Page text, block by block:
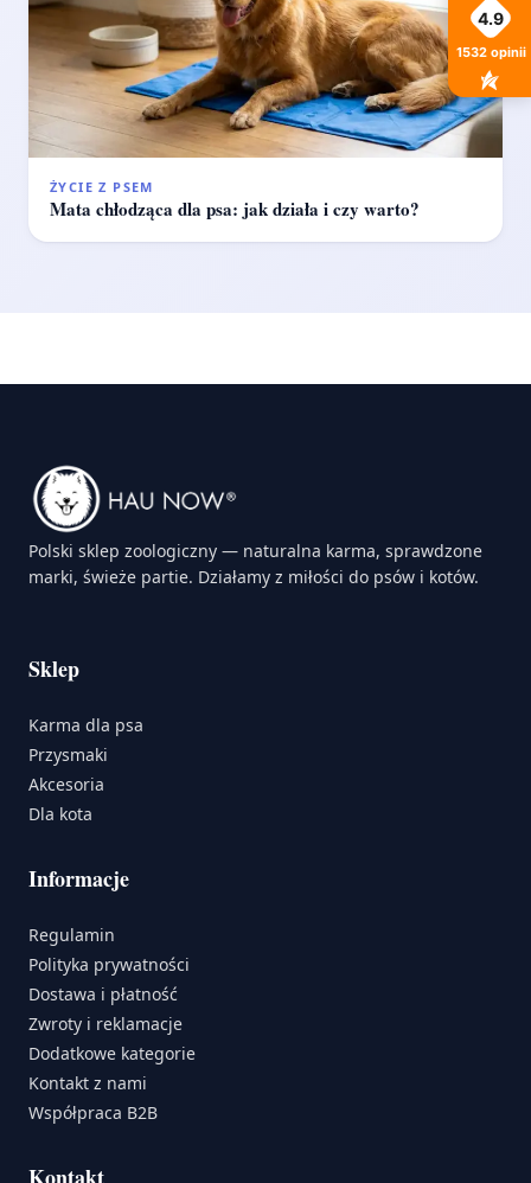
ŻYCIE Z PSEM
Mata chłodząca dla psa: jak działa i czy warto?
Polski sklep zoologiczny — naturalna karma, sprawdzone
marki, świeże partie. Działamy z miłości do psów i kotów.
Sklep
Karma dla psa
Przysmaki
Akcesoria
Dla kota
Informacje
Regulamin
Polityka prywatności
Dostawa i płatność
Zwroty i reklamacje
Dodatkowe kategorie
Kontakt z nami
Współpraca B2B
Kontakt
4.9
1532 opinii